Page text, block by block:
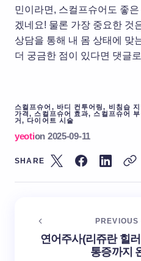
민이라면, 스컬프슈어도 좋
겠네요! 물론 가장 중요한 것
상담을 통해 내 몸 상태에 맞
더 궁금한 점이 있다면 댓글
스컬프슈어, 바디 컨투어링, 비침습
가격, 스컬프슈어 효과, 스컬프슈어
거, 다이어트 시술
yeotion 2025-09-11
SHARE
연어주사(리쥬란 힐
통증까지